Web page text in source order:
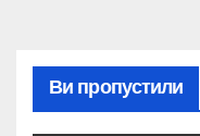
Ви пропустили